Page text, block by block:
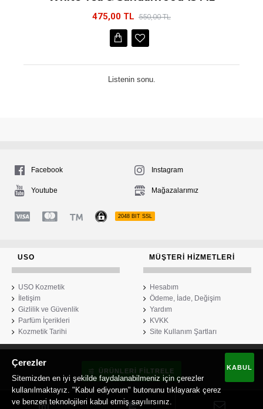
475,00 TL 550,00 TL
Listenin sonu.
Facebook Instagram
Youtube Mağazalarımız
2048 BIT SSL
USO
USO Kozmetik
İletişim
Gizlilik ve Güvenlik
Parfüm İçerikleri
Kozmetik Tarihi
MÜŞTERI HIZMETLERI
Hesabım
Ödeme, İade, Değişim
Yardım
KVKK
Site Kullanım Şartları
USO Kozmetik KABUL
Çerezler
Sitemizden en iyi şekilde faydalanabilmeniz için çerezler
kullanılmaktayız. "Kabul ediyorum" butonunu tıklayarak çerez
ve benzeri teknolojileri kabul etmiş sayılırsınız.
ÜRÜNLERI FILTRELE